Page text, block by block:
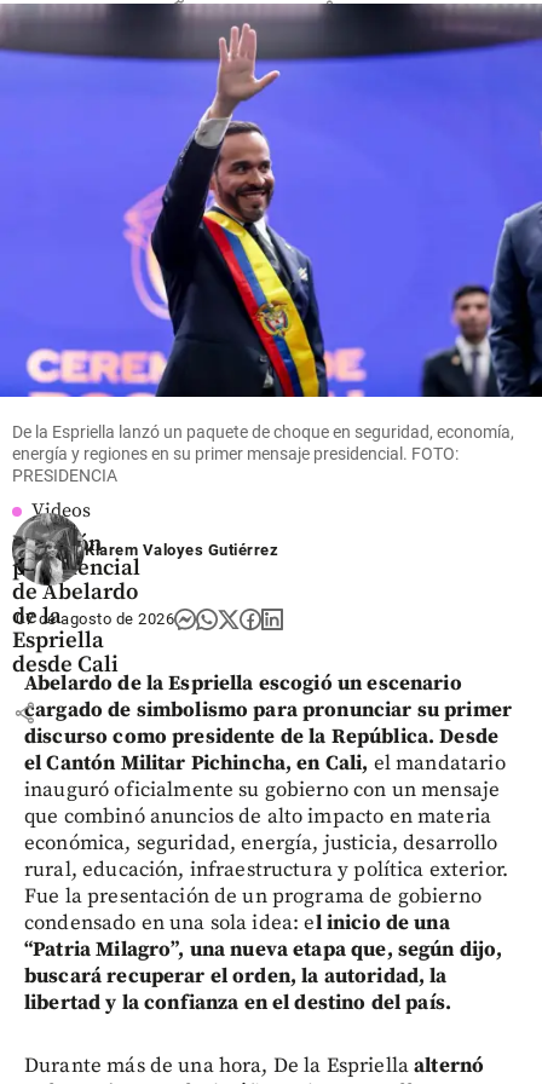
share share
Videos
Posesión
presidencial
de Abelardo
de la
Espriella
desde Cali
share
De la Espriella lanzó un paquete de choque en seguridad, economía,
energía y regiones en su primer mensaje presidencial. FOTO:
PRESIDENCIA
Klarem Valoyes Gutiérrez
07 de agosto de 2026
Abelardo de la Espriella escogió un escenario
cargado de simbolismo para pronunciar su primer
discurso como presidente de la República. Desde
el Cantón Militar Pichincha, en Cali, el mandatario
inauguró oficialmente su gobierno con un mensaje
que combinó anuncios de alto impacto en materia
económica, seguridad, energía, justicia, desarrollo
rural, educación, infraestructura y política exterior.
Fue la presentación de un programa de gobierno
condensado en una sola idea: el inicio de una
“Patria Milagro”, una nueva etapa que, según dijo,
buscará recuperar el orden, la autoridad, la
libertad y la confianza en el destino del país.
Durante más de una hora, De la Espriellaalternó